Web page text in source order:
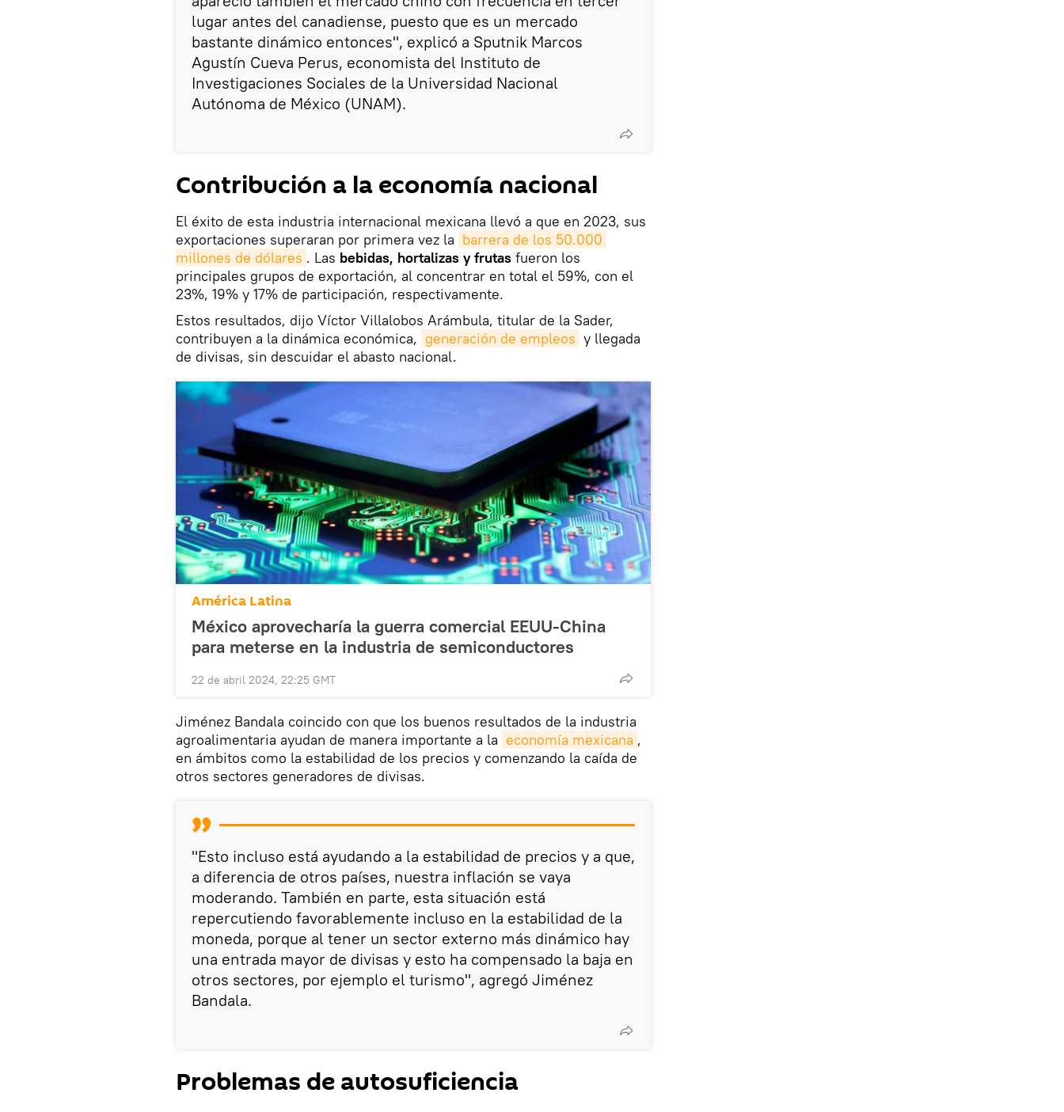
lugar antes del canadiense, puesto que es un mercado
bastante dinámico entonces", explicó a Sputnik Marcos
Agustín Cueva Perus, economista del Instituto de
Investigaciones Sociales de la Universidad Nacional
Autónoma de México (UNAM).
Contribución a la economía nacional
El éxito de esta industria internacional mexicana llevó a que en 2023, sus
exportaciones superaran por primera vez la barrera de los 50.000
millones de dólares . Las bebidas, hortalizas y frutas fueron los
principales grupos de exportación, al concentrar en total el 59%, con el
23%, 19% y 17% de participación, respectivamente.
Estos resultados, dijo Víctor Villalobos Arámbula, titular de la Sader,
contribuyen a la dinámica económica, generación de empleos y llegada
de divisas, sin descuidar el abasto nacional.
América Latina
México aprovecharía la guerra comercial EEUU-China
para meterse en la industria de semiconductores
22 de abril 2024, 22:25 GMT
Jiménez Bandala coincido con que los buenos resultados de la industria
agroalimentaria ayudan de manera importante a la economía mexicana ,
en ámbitos como la estabilidad de los precios y comenzando la caída de
otros sectores generadores de divisas.
"Esto incluso está ayudando a la estabilidad de precios y a que,
a diferencia de otros países, nuestra inflación se vaya
moderando. También en parte, esta situación está
repercutiendo favorablemente incluso en la estabilidad de la
moneda, porque al tener un sector externo más dinámico hay
una entrada mayor de divisas y esto ha compensado la baja en
otros sectores, por ejemplo el turismo", agregó Jiménez
Bandala.
Problemas de autosuficiencia